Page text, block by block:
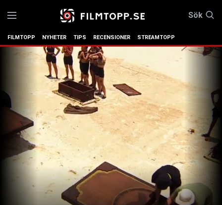
Sök
FILMTOPP NYHETER TIPS RECENSIONER STREAMTOPP